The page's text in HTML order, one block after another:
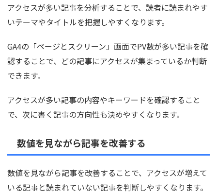
アクセスが多い記事を分析することで、読者に読まれやす
いテーマやタイトルを把握しやすくなります。
GA4の「ページとスクリーン」画面でPV数が多い記事を確
認することで、どの記事にアクセスが集まっているか判断
できます。
アクセスが多い記事の内容やキーワードを確認すること
で、次に書く記事の方向性も決めやすくなります。
数値を見ながら記事を改善する
数値を見ながら記事を改善することで、アクセスが増えて
いる記事と読まれていない記事を判断しやすくなります。